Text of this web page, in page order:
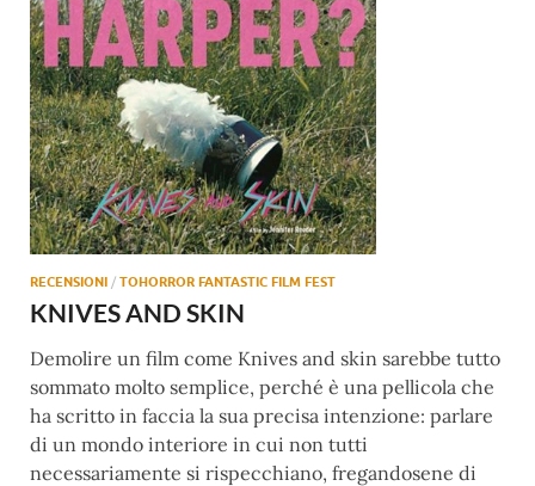
RECENSIONI / TOHORROR FANTASTIC FILM FEST
KNIVES AND SKIN
Demolire un film come Knives and skin sarebbe tutto
sommato molto semplice, perché è una pellicola che
ha scritto in faccia la sua precisa intenzione: parlare
di un mondo interiore in cui non tutti
necessariamente si rispecchiano, fregandosene di